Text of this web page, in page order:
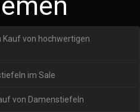
Kauf von hochwertigen
im Sale
von Damenstiefeln